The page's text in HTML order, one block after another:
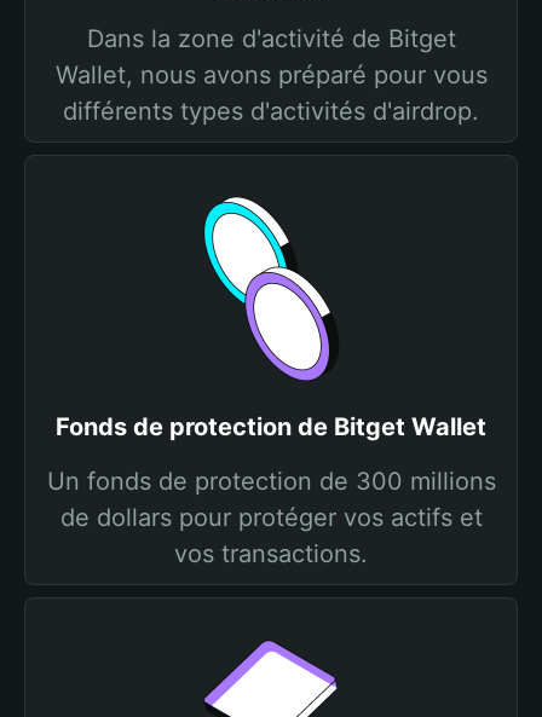
Dans la zone d'activité de Bitget
Wallet, nous avons préparé pour vous
différents types d'activités d'airdrop.
Fonds de protection de Bitget Wallet
Un fonds de protection de 300 millions
de dollars pour protéger vos actifs et
vos transactions.